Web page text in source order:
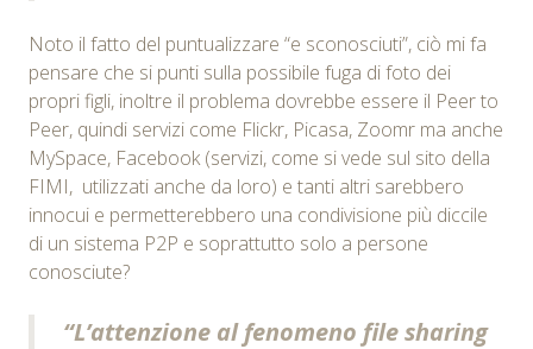
Noto il fatto del puntualizzare “e sconosciuti”, ciò mi fa
pensare che si punti sulla possibile fuga di foto dei
propri figli, inoltre il problema dovrebbe essere il Peer to
Peer, quindi servizi come Flickr, Picasa, Zoomr ma anche
MySpace, Facebook (servizi, come si vede sul sito della
FIMI, utilizzati anche da loro) e tanti altri sarebbero
innocui e permetterebbero una condivisione più diccile
di un sistema P2P e soprattutto solo a persone
conosciute?
“L’attenzione al fenomeno file sharing